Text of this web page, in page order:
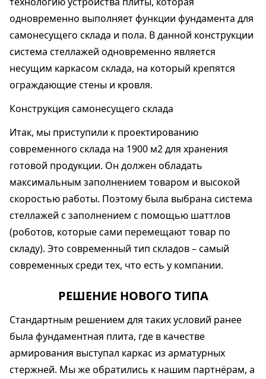
одновременно выполняет функции фундамента для
самонесущего склада и пола. В данной конструкции
система стеллажей одновременно является
несущим каркасом склада, на который крепятся
ограждающие стены и кровля.
Конструкция самонесущего склада
Итак, мы приступили к проектированию
современного склада на 1900 м2 для хранения
готовой продукции. Он должен обладать
максимальным заполнением товаром и высокой
скоростью работы. Поэтому была выбрана система
стеллажей с заполнением с помощью шаттлов
(роботов, которые сами перемещают товар по
складу). Это современный тип складов – самый
современных среди тех, что есть у компании.
РЕШЕНИЕ НОВОГО ТИПА
Стандартным решением для таких условий ранее
была фундаментная плита, где в качестве
армирования выступал каркас из арматурных
стержней. Мы же обратились к нашим партнёрам, а